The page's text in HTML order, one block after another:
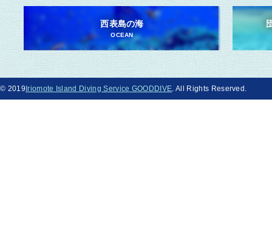
西表島の海
OCEAN
© 2019 Iriomote Island Diving Service GOODDIVE. All Rights Reserved.